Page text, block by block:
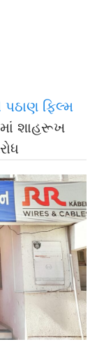
ફિલ્મ
શાહરૂખ